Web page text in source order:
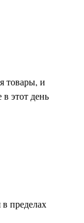
товары, и
этот день
в пределах